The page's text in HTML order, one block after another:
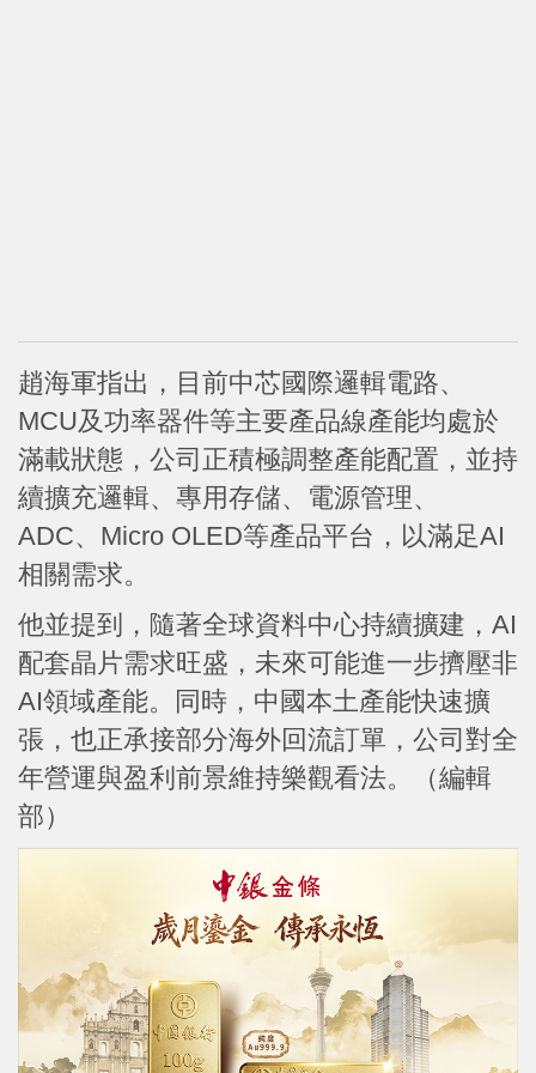
趙海軍指出，目前中芯國際邏輯電路、
MCU及功率器件等主要產品線產能均處於
滿載狀態，公司正積極調整產能配置，並持
續擴充邏輯、專用存儲、電源管理、
ADC、Micro OLED等產品平台，以滿足AI
相關需求。
他並提到，隨著全球資料中心持續擴建，AI
配套晶片需求旺盛，未來可能進一步擠壓非
AI領域產能。同時，中國本土產能快速擴
張，也正承接部分海外回流訂單，公司對全
年營運與盈利前景維持樂觀看法。（編輯
部）